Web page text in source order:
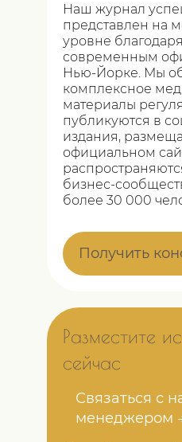
Наш журнал
представлен на
уровне
современным
Нью-Йорке. Мы
комплексное
материалы
публикуются в
издания,
официальном
бизнес-
более 30 000
Получить
Разместите
сейчас
Связаться с
менеджером